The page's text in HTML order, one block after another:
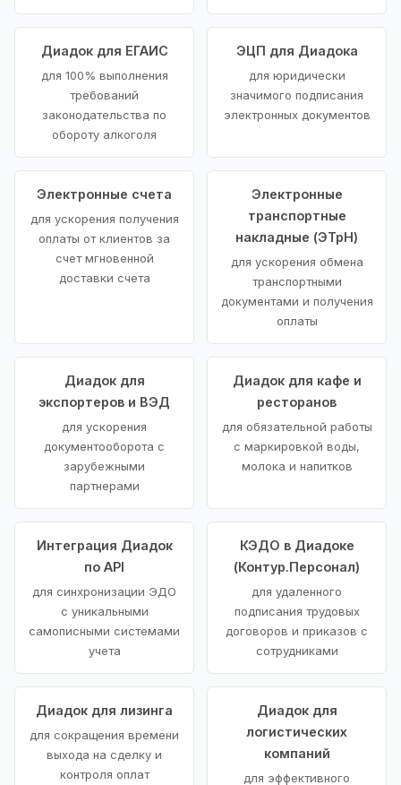
Диадок для ЕГАИС
для 100% выполнения
требований
законодательства по
обороту алкоголя
ЭЦП для Диадока
для юридически
значимого подписания
электронных документов
Электронные счета
для ускорения получения
оплаты от клиентов за
счет мгновенной
доставки счета
Электронные
транспортные
накладные (ЭТрН)
для ускорения обмена
транспортными
документами и получения
оплаты
Диадок для
экспортеров и ВЭД
для ускорения
документооборота с
зарубежными
партнерами
Диадок для кафе и
ресторанов
для обязательной работы
с маркировкой воды,
молока и напитков
Интеграция Диадок
по API
для синхронизации ЭДО
с уникальными
самописными системами
учета
КЭДО в Диадоке
(Контур.Персонал)
для удаленного
подписания трудовых
договоров и приказов с
сотрудниками
Диадок для лизинга
для сокращения времени
выхода на сделку и
контроля оплат
Диадок для
логистических
компаний
для эффективного